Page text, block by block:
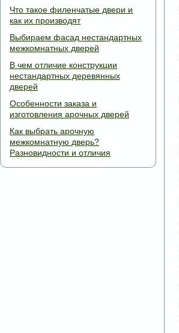
Что такое филенчатые двери и
как их производят
Выбираем фасад нестандартных
межкомнатных дверей
В чем отличие конструкции
нестандартных деревянных
дверей
Особенности заказа и
изготовления арочных дверей
Как выбрать арочную
межкомнатную дверь?
Разновидности и отличия